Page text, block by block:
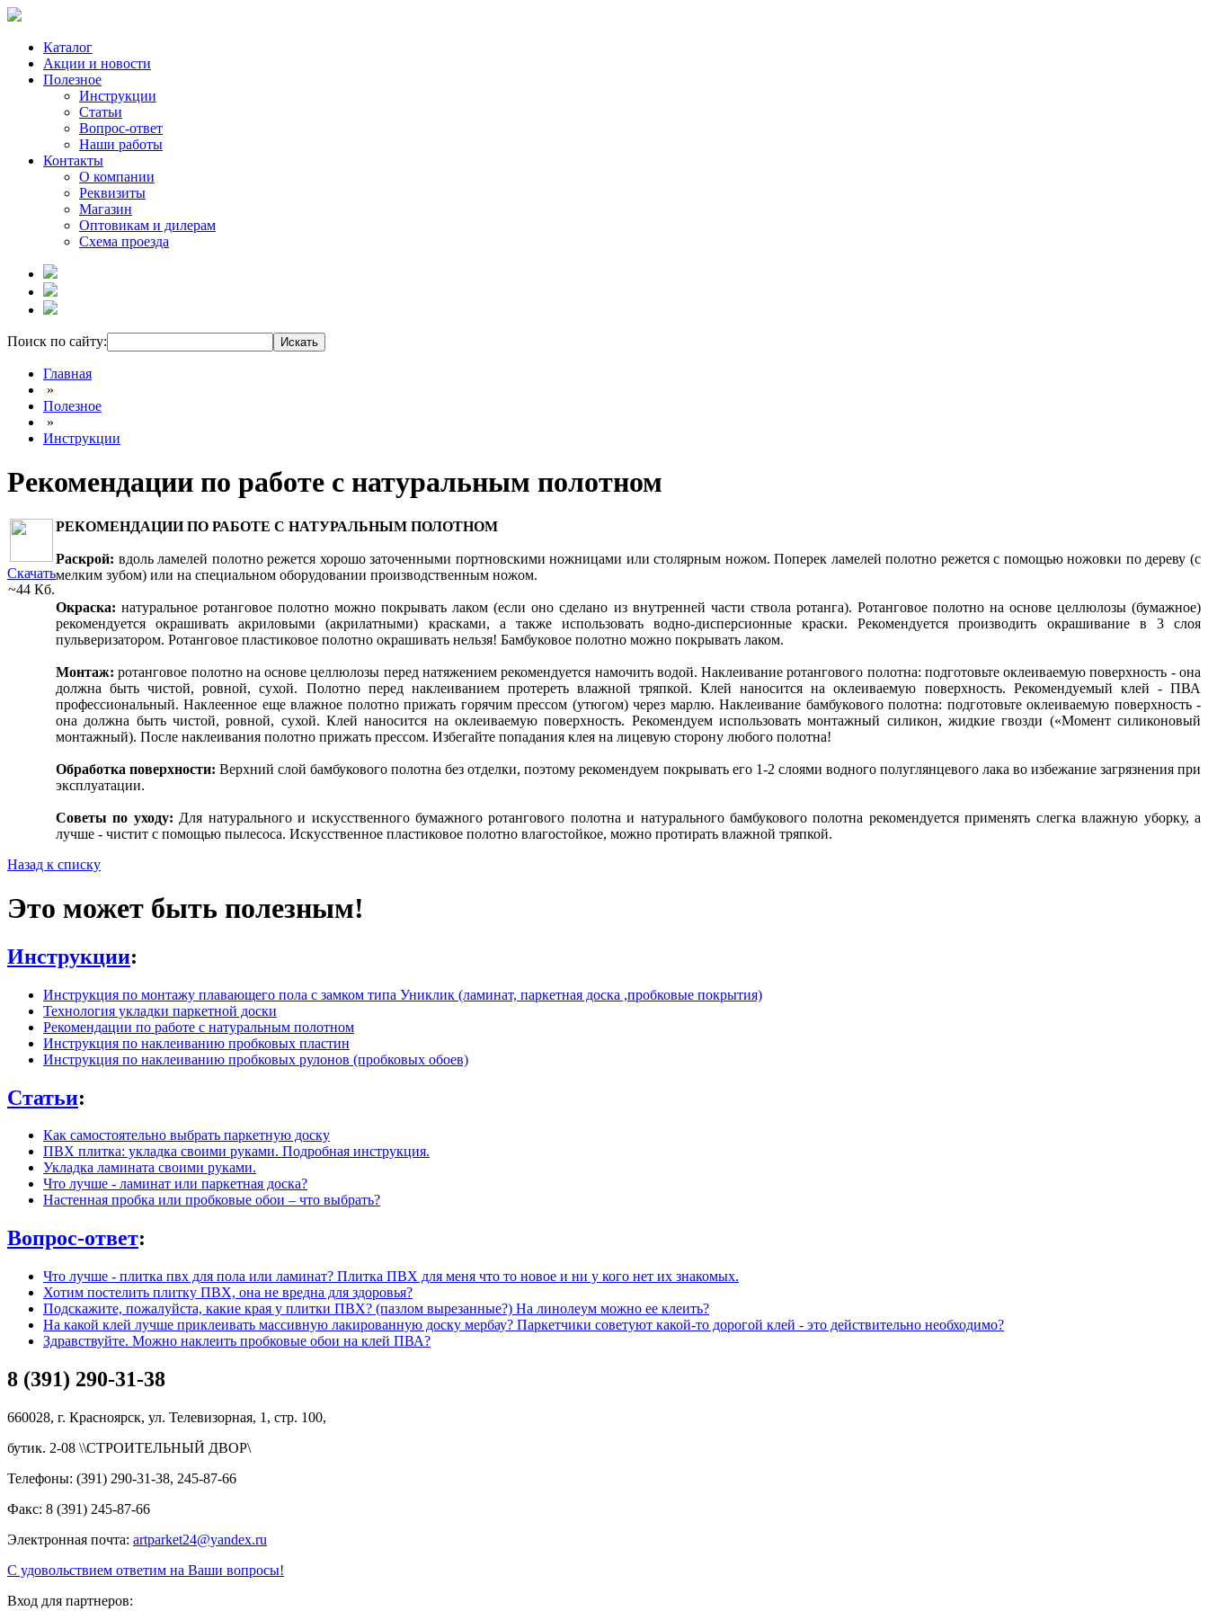
Каталог
Акции и новости
Полезное
Инструкции
Статьи
Вопрос-ответ
Наши работы
Контакты
О компании
Реквизиты
Магазин
Оптовикам и дилерам
Схема проезда
Поиск по сайту:
Главная
»
Полезное
»
Инструкции
Рекомендации по работе с натуральным полотном
Скачать
~44 Кб.
РЕКОМЕНДАЦИИ ПО РАБОТЕ С НАТУРАЛЬНЫМ ПОЛОТНОМ
Раскрой: вдоль ламелей полотно режется хорошо заточенными портновскими ножницами или столярным ножом. Поперек ламелей полотно режется с помощью ножовки по дереву (с
мелким зубом) или на специальном оборудовании производственным ножом.
Окраска:натуральное ротанговое полотно можно покрывать лаком (если оно сделано из внутренней части ствола ротанга). Ротанговое полотно на основе целлюлозы (бумажное)
рекомендуется окрашивать акриловыми (акрилатными) красками, а также использовать водно-дисперсионные краски. Рекомендуется производить окрашивание в 3 слоя
пульверизатором. Ротанговое пластиковое полотно окрашивать нельзя! Бамбуковое полотно можно покрывать лаком.
Монтаж:ротанговое полотно на основе целлюлозы перед натяжением рекомендуется намочить водой. Наклеивание ротангового полотна: подготовьте оклеиваемую поверхность - она
должна быть чистой, ровной, сухой. Полотно перед наклеиванием протереть влажной тряпкой. Клей наносится на оклеиваемую поверхность. Рекомендуемый клей - ПВА
профессиональный. Наклеенное еще влажное полотно прижать горячим прессом (утюгом) через марлю. Наклеивание бамбукового полотна: подготовьте оклеиваемую поверхность -
она должна быть чистой, ровной, сухой. Клей наносится на оклеиваемую поверхность. Рекомендуем использовать монтажный силикон, жидкие гвозди («Момент силиконовый
монтажный). После наклеивания полотно прижать прессом. Избегайте попадания клея на лицевую сторону любого полотна!
Обработка поверхности: Верхний слой бамбукового полотна без отделки, поэтому рекомендуем покрывать его 1-2 слоями водного полуглянцевого лака во избежание загрязнения при
эксплуатации.
Советы по уходу: Для натурального и искусственного бумажного ротангового полотна и натурального бамбукового полотна рекомендуется применять слегка влажную уборку, а
лучше - чистит с помощью пылесоса. Искусственное пластиковое полотно влагостойкое, можно протирать влажной тряпкой.
Назад к списку
Это может быть полезным!
Инструкции:
Инструкция по монтажу плавающего пола с замком типа Униклик (ламинат, паркетная доска ,пробковые покрытия)
Технология укладки паркетной доски
Рекомендации по работе с натуральным полотном
Инструкция по наклеиванию пробковых пластин
Инструкция по наклеиванию пробковых рулонов (пробковых обоев)
Статьи:
Как самостоятельно выбрать паркетную доску
ПВХ плитка: укладка своими руками. Подробная инструкция.
Укладка ламината своими руками.
Что лучше - ламинат или паркетная доска?
Настенная пробка или пробковые обои – что выбрать?
Вопрос-ответ:
Что лучше - плитка пвх для пола или ламинат? Плитка ПВХ для меня что то новое и ни у кого нет их знакомых.
Хотим постелить плитку ПВХ, она не вредна для здоровья?
Подскажите, пожалуйста, какие края у плитки ПВХ? (пазлом вырезанные?) На линолеум можно ее клеить?
На какой клей лучше приклеивать массивную лакированную доску мербау? Паркетчики советуют какой-то дорогой клей - это действительно необходимо?
Здравствуйте. Можно наклеить пробковые обои на клей ПВА?
8 (391) 290-31-38
660028, г. Красноярск, ул. Телевизорная, 1, стр. 100,
бутик. 2-08 \\СТРОИТЕЛЬНЫЙ ДВОР\
Телефоны: (391) 290-31-38, 245-87-66
Факс: 8 (391) 245-87-66
Электронная почта: artparket24@yandex.ru
С удовольствием ответим на Ваши вопросы!
Вход для партнеров: